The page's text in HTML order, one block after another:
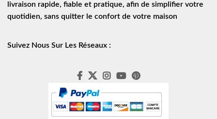
livraison rapide, fiable et pratique, afin de simplifier votre
quotidien, sans quitter le confort de votre maison
Suivez Nous Sur Les Réseaux :